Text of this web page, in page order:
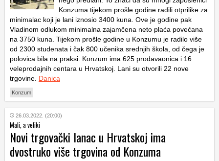
Konzuma tijekom prošle godine radili otprilike za
minimalac koji je lani iznosio 3400 kuna. Ove je godine pak
Vladinom odlukom minimalna zajamčena neto plaća povećana
na 3750 kuna. Tijekom prošle godine u Konzumu je radilo više
od 2300 studenata i čak 800 učenika srednjih škola, od čega je
polovica bila na praksi. Konzum ima 625 prodavaonica i 16
veleprodajnih centara u Hrvatskoj. Lani su otvorili 22 nove
trgovine. Danica
Konzum
26.03.2022. (20:00)
Mali, a veliki
Novi trgovački lanac u Hrvatskoj ima
dvostruko više trgovina od Konzuma